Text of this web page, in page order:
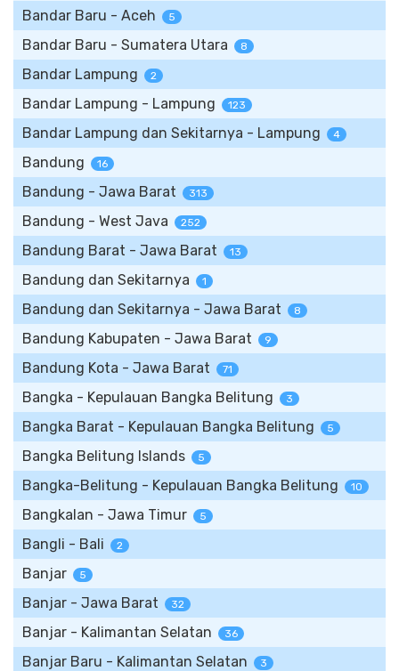
Bandar Baru - Aceh 5
Bandar Baru - Sumatera Utara 8
Bandar Lampung 2
Bandar Lampung - Lampung 123
Bandar Lampung dan Sekitarnya - Lampung 4
Bandung 16
Bandung - Jawa Barat 313
Bandung - West Java 252
Bandung Barat - Jawa Barat 13
Bandung dan Sekitarnya 1
Bandung dan Sekitarnya - Jawa Barat 8
Bandung Kabupaten - Jawa Barat 9
Bandung Kota - Jawa Barat 71
Bangka - Kepulauan Bangka Belitung 3
Bangka Barat - Kepulauan Bangka Belitung 5
Bangka Belitung Islands 5
Bangka-Belitung - Kepulauan Bangka Belitung 10
Bangkalan - Jawa Timur 5
Bangli - Bali 2
Banjar 5
Banjar - Jawa Barat 32
Banjar - Kalimantan Selatan 36
Banjar Baru - Kalimantan Selatan 3